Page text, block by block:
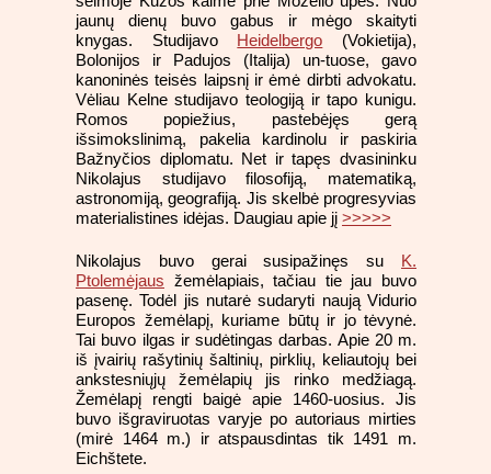
jaunų dienų buvo gabus ir mėgo skaityti
knygas. Studijavo Heidelbergo (Vokietija),
Bolonijos ir Padujos (Italija) un-tuose, gavo
kanoninės teisės laipsnį ir ėmė dirbti advokatu.
Vėliau Kelne studijavo teologiją ir tapo kunigu.
Romos popiežius, pastebėjęs gerą
išsimokslinimą, pakelia kardinolu ir paskiria
Bažnyčios diplomatu. Net ir tapęs dvasininku
Nikolajus studijavo filosofiją, matematiką,
astronomiją, geografiją. Jis skelbė progresyvias
materialistines idėjas. Daugiau apie jį >>>>>
Nikolajus buvo gerai susipažinęs su K.
Ptolemėjaus žemėlapiais, tačiau tie jau buvo
pasenę. Todėl jis nutarė sudaryti naują Vidurio
Europos žemėlapį, kuriame būtų ir jo tėvynė.
Tai buvo ilgas ir sudėtingas darbas. Apie 20 m.
iš įvairių rašytinių šaltinių, pirklių, keliautojų bei
ankstesniųjų žemėlapių jis rinko medžiagą.
Žemėlapį rengti baigė apie 1460-uosius. Jis
buvo išgraviruotas varyje po autoriaus mirties
(mirė 1464 m.) ir atspausdintas tik 1491 m.
Eichštete.